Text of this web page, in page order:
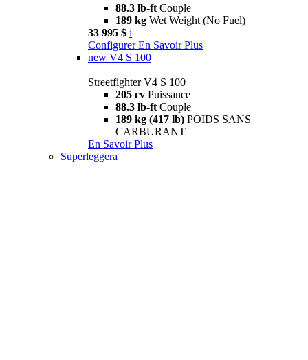
88.3 lb-ft Couple
189 kg Wet Weight (No Fuel)
33 995 $ i
Configurer En Savoir Plus
new V4 S 100
Streetfighter V4 S 100
205 cv Puissance
88.3 lb-ft Couple
189 kg (417 lb) POIDS SANS
CARBURANT
En Savoir Plus
Superleggera